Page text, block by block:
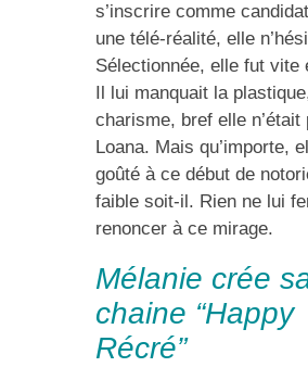
s’inscrire comme
une télé-réalité, elle
Sélectionnée, elle fut vite
Il lui manquait la
charisme, bref elle n’était
Loana. Mais qu’importe,
goûté à ce début de
faible soit-il. Rien ne lui
renoncer à ce mirage.
Mélanie crée
chaine “Happy
Récré”